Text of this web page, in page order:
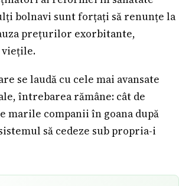
bolnavi sunt forțați să renunțe la
prețurilor exorbitante,
viețile.
se laudă cu cele mai avansate
întrebarea rămâne: cât de
marile companii în goana după
să cedeze sub propria-i